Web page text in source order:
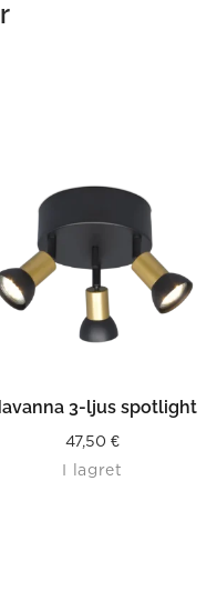
3-ljus spotlight
47,50 €
I lagret